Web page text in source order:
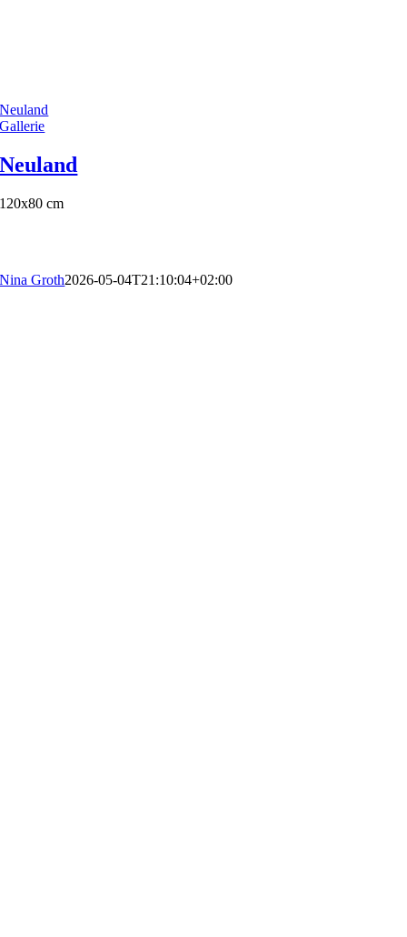
Neuland
Gallerie
Neuland
120x80 cm
Nina Groth2026-05-04T21:10:04+02:00